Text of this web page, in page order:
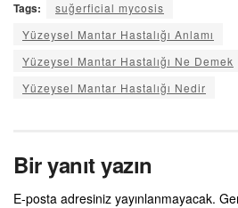
Tags:
suğerficial mycosis
Yüzeysel Mantar Hastalığı Anlamı
Yüzeysel Mantar Hastalığı Ne Demek
Yüzeysel Mantar Hastalığı Nedir
Bir yanıt yazın
E-posta adresiniz yayınlanmayacak.